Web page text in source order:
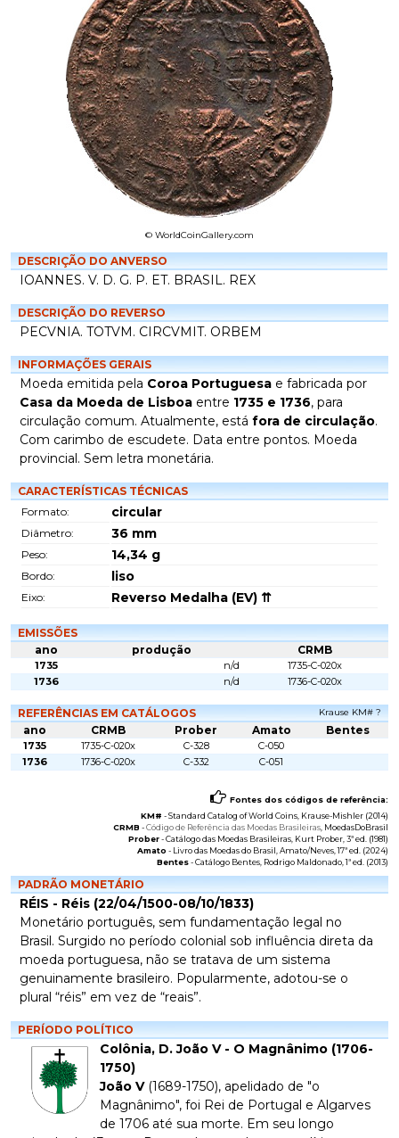
© WorldCoinGallery.com
DESCRIÇÃO DO ANVERSO
IOANNES. V. D. G. P. ET. BRASIL. REX
DESCRIÇÃO DO REVERSO
PECVNIA. TOTVM. CIRCVMIT. ORBEM
INFORMAÇÕES GERAIS
Moeda emitida pela Coroa Portuguesa e fabricada por
Casa da Moeda de Lisboa entre 1735 e 1736, para
circulação comum. Atualmente, está fora de circulação.
Com carimbo de escudete. Data entre pontos. Moeda
provincial. Sem letra monetária.
CARACTERÍSTICAS TÉCNICAS
Formato:
circular
Diâmetro: 36 mm
Peso: 14,34 g
Bordo: liso
Eixo: Reverso Medalha (EV) ⇈
EMISSÕES
ano
produção CRMB
1735 n/d
1735-C-020x
1736
n/d 1736-C-020x
REFERÊNCIAS EM CATÁLOGOS Krause KM# ?
ano CRMB Prober Amato Bentes
1735 1735-C-020x C-328
C-050
1736
1736-C-020x C-332 C-051
Fontes dos códigos de referência:
KM# -Standard Catalog of World Coins , Krause-Mishler (2014)
CRMB -Código de Referência das Moedas Brasileiras , MoedasDoBrasil
Prober-Catálogo das Moedas Brasileiras , Kurt Prober, 3ª ed. (1981)
Amato - Livro das Moedas do Brasil , Amato/Neves, 17ª ed. (2024)
Bentes-Catálogo Bentes , Rodrigo Maldonado, 1ª ed. (2013)
PADRÃO MONETÁRIO
RÉIS - Réis (22/04/1500-08/10/1833)
Monetário português, sem fundamentação legal no
Brasil. Surgido no período colonial sob influência direta da
moeda portuguesa, não se tratava de um sistema
genuinamente brasileiro. Popularmente, adotou-se o
plural “réis” em vez de “reais”.
PERÍODO POLÍTICO
Colônia, D. João V - O Magnânimo (1706-
1750)
João V(1689-1750), apelidado de "o
Magnânimo", foi Rei de Portugal e Algarves
de 1706 até sua morte. Em seu longo